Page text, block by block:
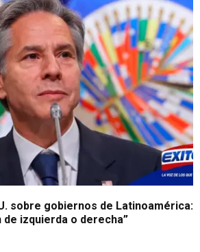
sobre gobiernos de Latinoamérica:
de izquierda o derecha”